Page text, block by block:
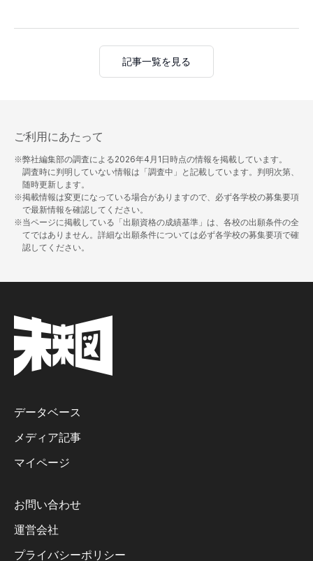
記事一覧を見る
ご利用にあたって
※弊社編集部の調査による2026年4月1日時点の情報を掲載しています。
調査時に判明していない情報は「調査中」と記載しています。判明次第、
随時更新します。
※掲載情報は変更になっている場合がありますので、必ず各学校の募集要項
で最新情報を確認してください。
※当ページに掲載している「出願資格の成績基準」は、各校の出願条件の全
てではありません。詳細な出願条件については必ず各学校の募集要項で確
認してください。
データベース
メディア記事
マイページ
お問い合わせ
運営会社
プライバシーポリシー